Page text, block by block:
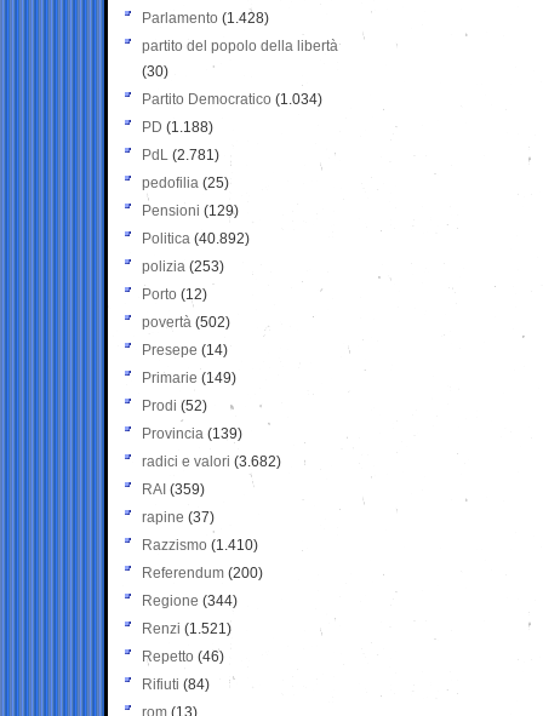
Parlamento (1.428)
partito del popolo della libertà
(30)
Partito Democratico (1.034)
PD (1.188)
PdL (2.781)
pedofilia (25)
Pensioni (129)
Politica (40.892)
polizia (253)
Porto (12)
povertà (502)
Presepe (14)
Primarie (149)
Prodi (52)
Provincia (139)
radici e valori (3.682)
RAI (359)
rapine (37)
Razzismo (1.410)
Referendum (200)
Regione (344)
Renzi (1.521)
Repetto (46)
Rifiuti (84)
rom (13)